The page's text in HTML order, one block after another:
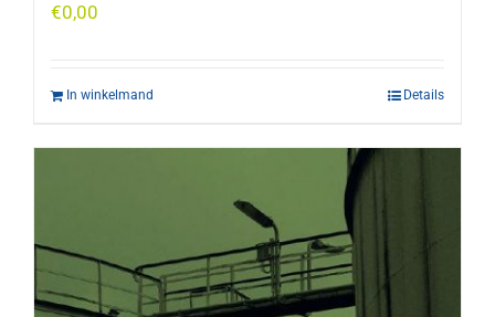
€0,00
In winkelmand Details